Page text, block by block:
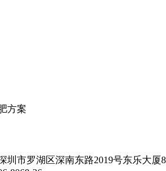
方案
圳市罗湖区深南东路2019号东乐大厦